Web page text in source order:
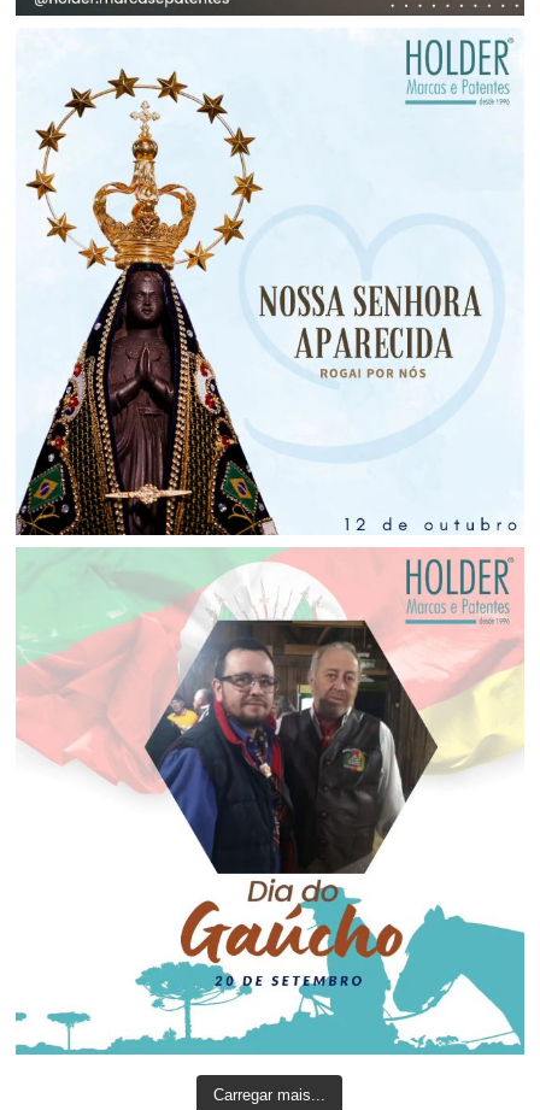
Carregar mais...